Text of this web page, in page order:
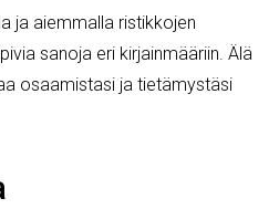
ja aiemmalla ristikkojen
sanoja eri kirjainmääriin. Älä
osaamistasi ja tietämystäsi